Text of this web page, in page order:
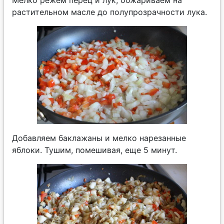
растительном масле до полупрозрачности лука.
Добавляем баклажаны и мелко нарезанные
яблоки. Тушим, помешивая, еще 5 минут.